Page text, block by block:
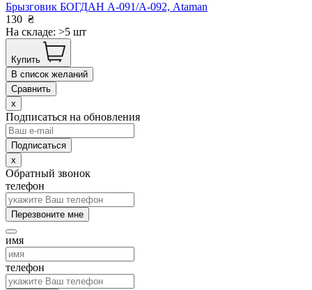
Брызговик БОГДАН А-091/А-092, Ataman
130 ₴
На складе: >5 шт
Купить
В список желаний
Сравнить
x
Подписаться на обновления
x
Обратный звонок
телефон
Перезвоните мне
имя
телефон